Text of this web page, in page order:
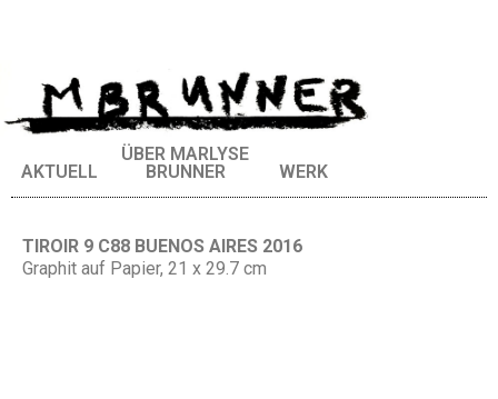
AKTUELL
ÜBER MARLYSE
BRUNNER
WERK
TIROIR 9 C88 BUENOS AIRES 2016
Graphit auf Papier, 21 x 29.7 cm